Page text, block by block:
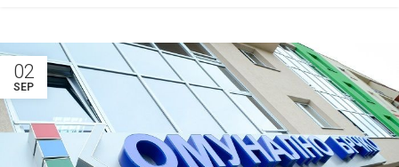
02
SEP